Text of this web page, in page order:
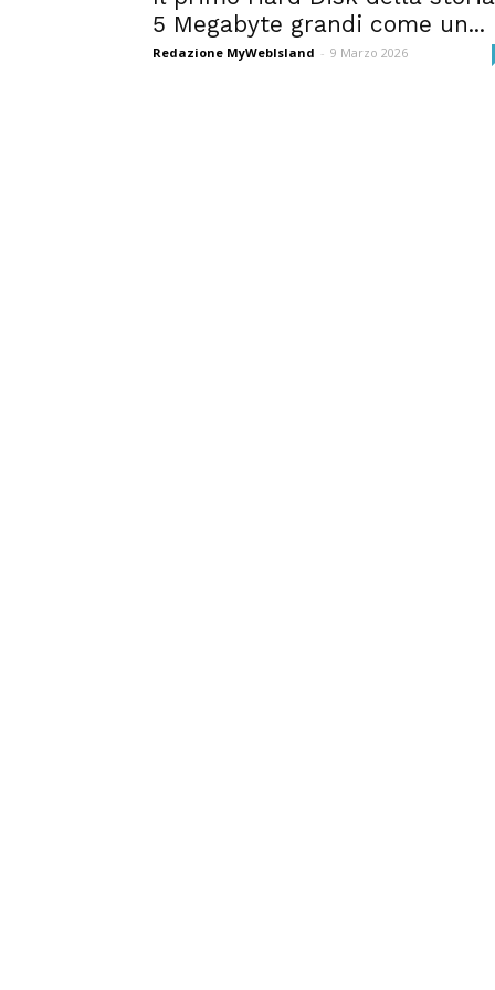
5 Megabyte grandi come un...
Redazione MyWebIsland - 9 Marzo 2026